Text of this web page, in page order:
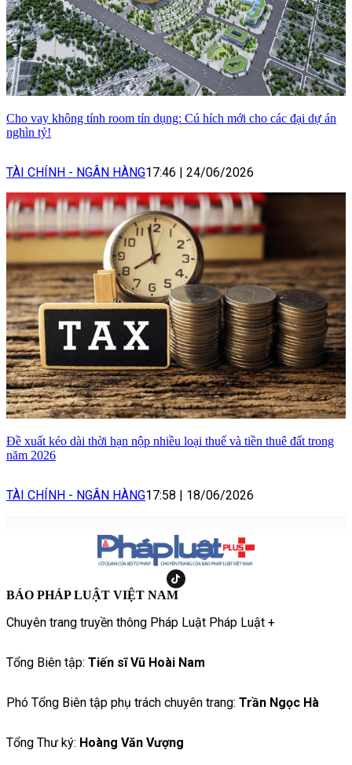
Cho vay không tính room tín dụng: Cú hích mới cho các đại dự án
nghìn tỷ!
TÀI CHÍNH - NGÂN HÀNG17:46 24/06/2026
Đề xuất kéo dài thời hạn nộp nhiều loại thuế và tiền thuê đất trong
năm 2026
TÀI CHÍNH - NGÂN HÀNG17:58 18/06/2026
BÁO PHÁP LUẬT VIỆT NAM
Chuyên trang truyền thông Pháp Luật Pháp Luật +
Tổng Biên tập: Tiến sĩ Vũ Hoài Nam
Phó Tổng Biên tập phụ trách chuyên trang: Trần Ngọc Hà
Tổng Thư ký: Hoàng Văn Vượng